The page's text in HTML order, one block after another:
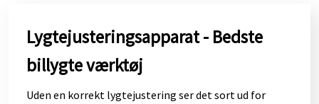
Lygtejusteringsapparat - Bedste
billygte værktøj
​Uden en korrekt lygtejustering ser det sort ud for